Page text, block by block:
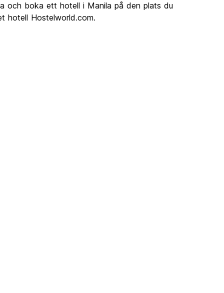
och boka ett hotell i Manila på den plats du
hotell Hostelworld.com.